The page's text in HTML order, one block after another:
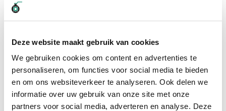
Deze website maakt gebruik van cookies
We gebruiken cookies om content en advertenties te
personaliseren, om functies voor social media te bieden
en om ons websiteverkeer te analyseren. Ook delen we
informatie over uw gebruik van onze site met onze
partners voor social media, adverteren en analyse. Deze
Hoge klantbeoordelingen: 9/10
Snelle levering
Snel naar
Meer informatie